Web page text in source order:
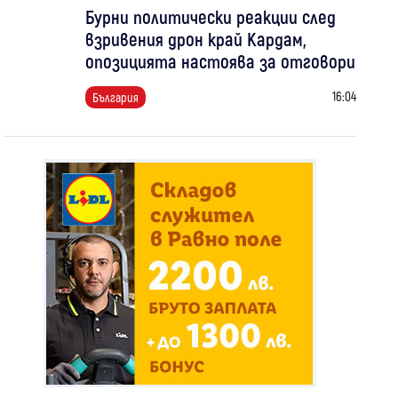
Бурни политически реакции след
взривения дрон край Кардам,
опозицията настоява за отговори
България 16:04